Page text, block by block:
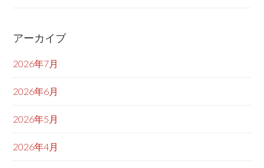
アーカイブ
2026年7月
2026年6月
2026年5月
2026年4月